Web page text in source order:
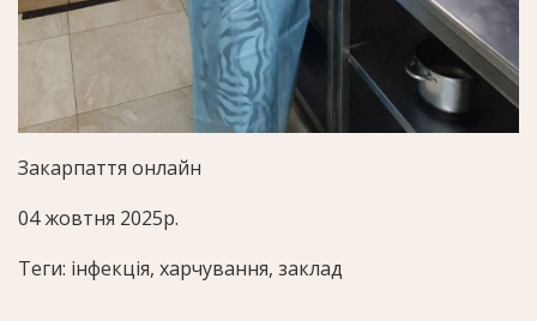
Закарпаття онлайн
04 жовтня 2025р.
Теги: інфекція, харчування, заклад